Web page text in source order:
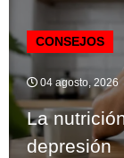
CONSEJOS
04 agosto, 2026
La
depresión